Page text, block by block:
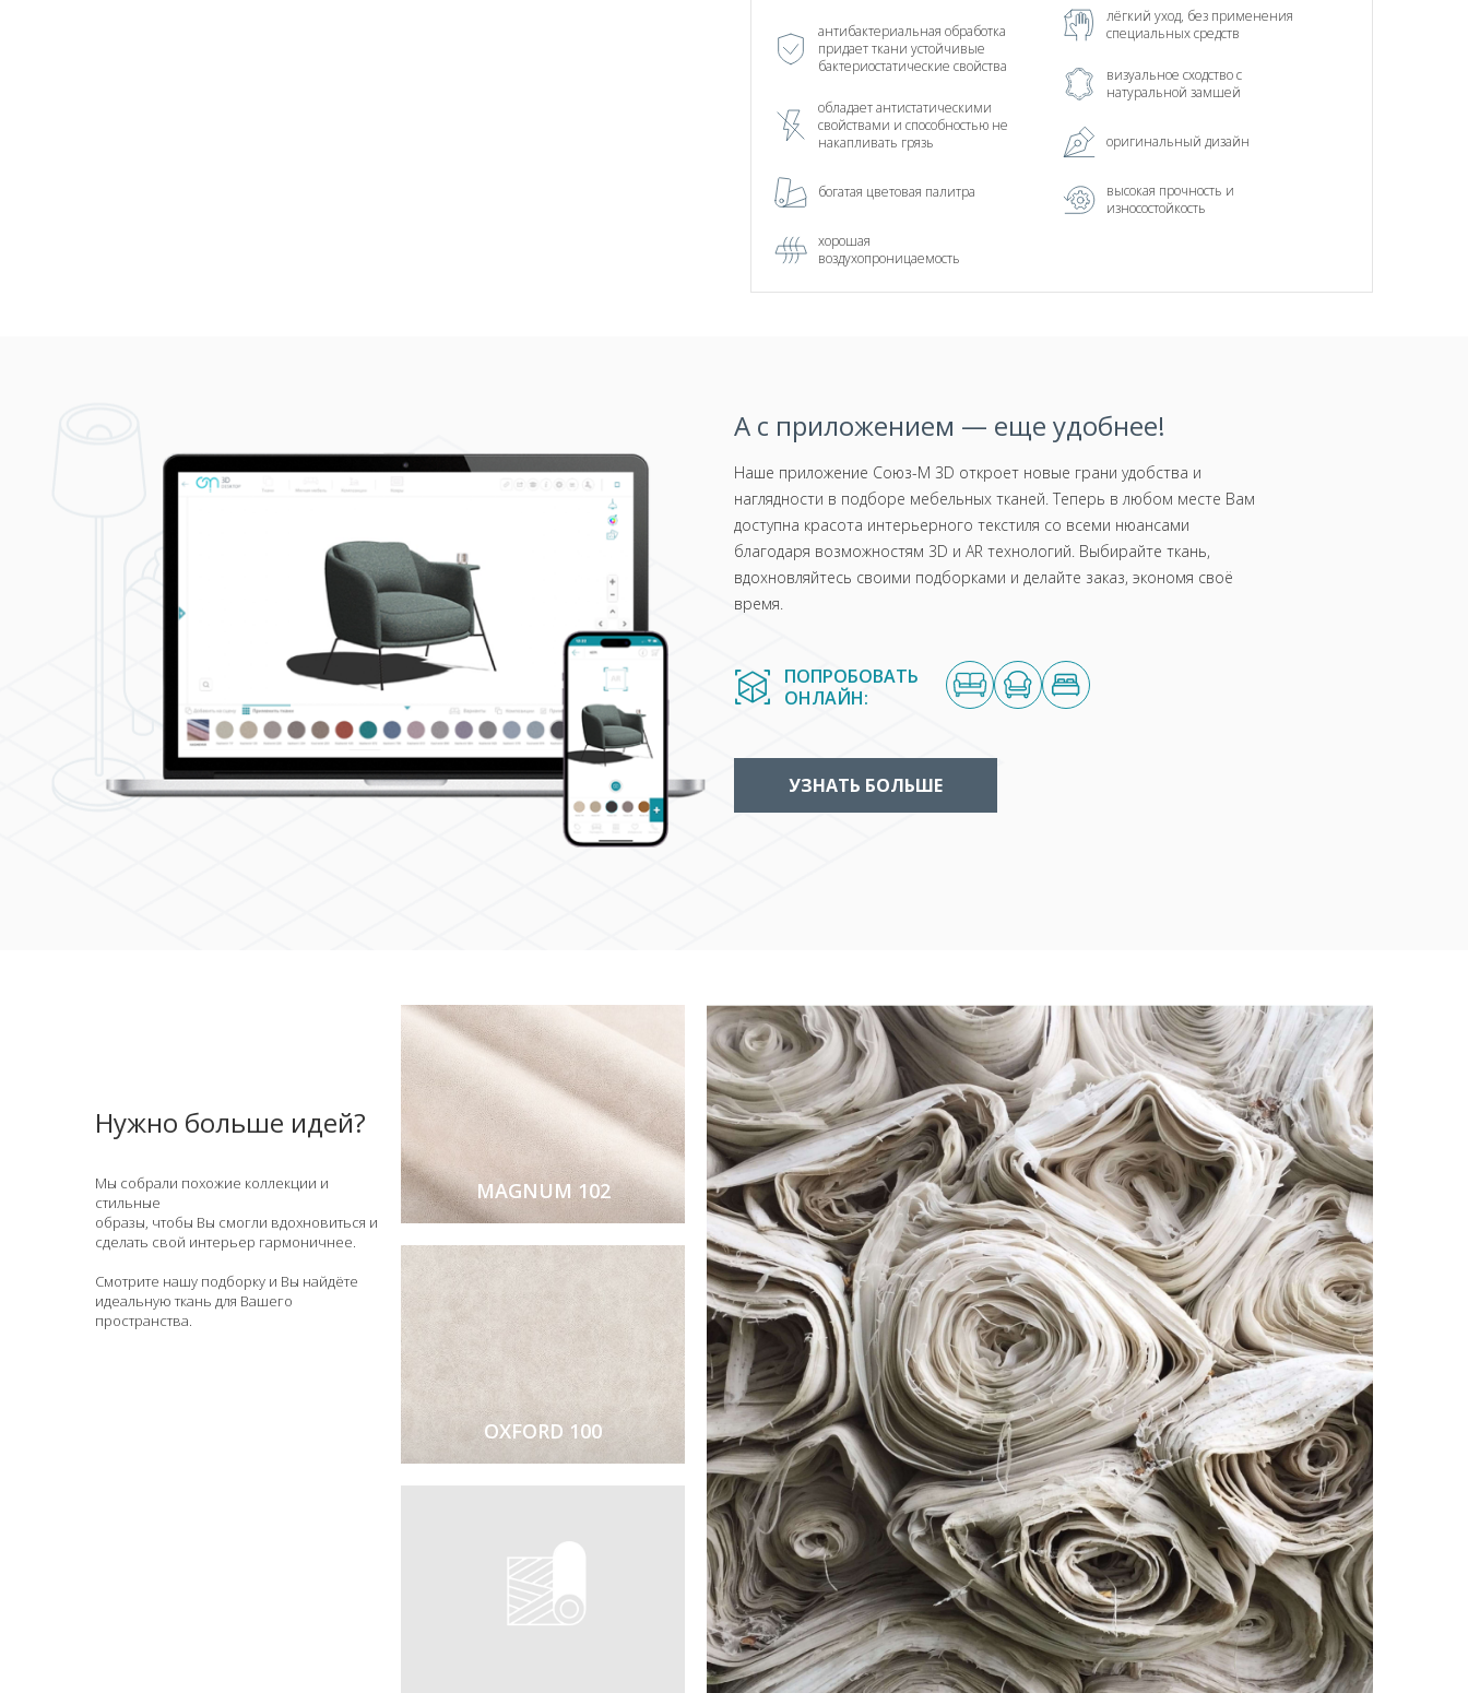
антибактериальная обработка
придает ткани устойчивые
бактериостатические свойства
обладает антистатическими
свойствами и способностью не
накапливать грязь
богатая цветовая палитра
хорошая
воздухопроницаемость
лёгкий уход, без применения
специальных средств
визуальное сходство с
натуральной замшей
оригинальный дизайн
высокая прочность и
износостойкость
А с приложением — еще удобнее!
Наше приложение Союз-М 3D откроет новые грани удобства и
наглядности в подборе мебельных тканей. Теперь в любом месте Вам
доступна красота интерьерного текстиля со всеми нюансами
благодаря возможностям 3D и AR технологий. Выбирайте ткань,
вдохновляйтесь своими подборками и делайте заказ, экономя своё
время.
ПОПРОБОВАТЬ
ОНЛАЙН:
УЗНАТЬ БОЛЬШЕ
Нужно больше идей?
Мы собрали похожие коллекции и
стильные
образы, чтобы Вы смогли вдохновиться и
сделать свой интерьер гармоничнее.
Смотрите нашу подборку и Вы найдёте
идеальную ткань для Вашего
пространства.
MAGNUM 102
OXFORD 100